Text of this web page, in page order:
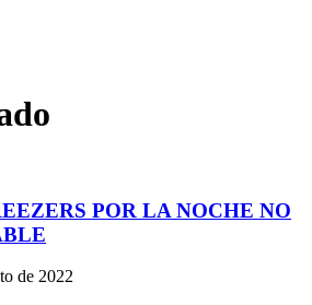
POR LA NOCHE NO
de 2022